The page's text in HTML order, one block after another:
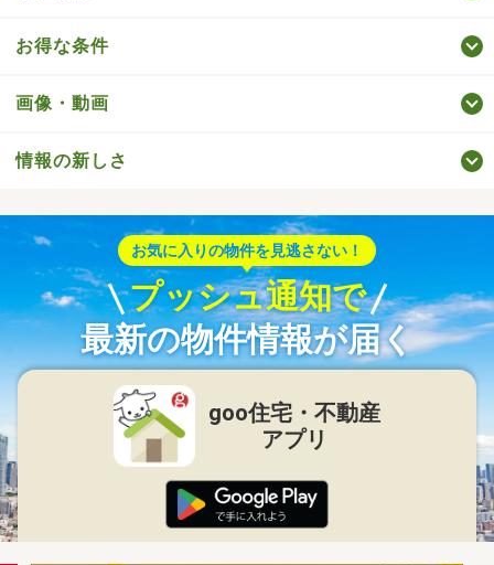
お得な条件
画像・動画
情報の新しさ
お気に入りの物件を見逃さない！
プッシュ通知で
最新の物件情報が届く
goo住宅・不動産
アプリ